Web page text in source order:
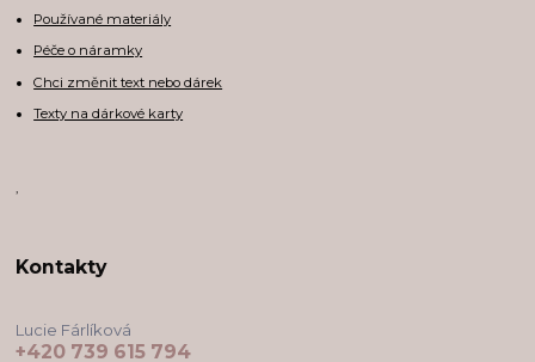
Používané materiály
Péče o náramky
Chci změnit text nebo dárek
Texty na dárkové karty
Kontakty
Lucie Fárlíková
+420 739 615 794